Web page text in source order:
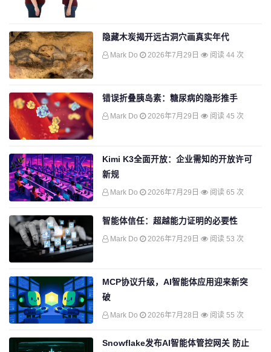
隐藏木炭揭开远古洞穴画真实年代
Mark Do 2026年7月29日 阅读 44 次
错误折叠胰岛素：糖尿病的隐形推手
Mark Do 2026年7月29日 阅读 45 次
Kimi K3全面开放：企业需知的开放许可
新规
Mark Do 2026年7月29日 阅读 65 次
智能体信任：超越能力证明的必要性
Mark Do 2026年7月29日 阅读 53 次
MCP协议升级，AI智能体应用迎来新突
破
Mark Do 2026年7月28日 阅读 55 次
Snowflake发布AI智能体管控网关 防止